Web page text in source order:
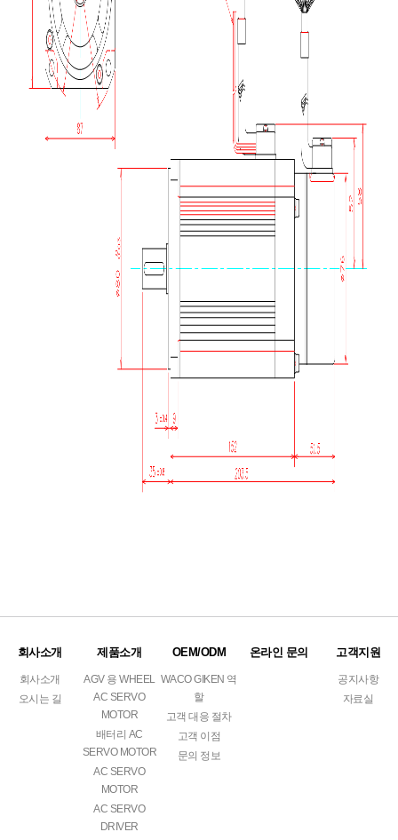
회사소개
회사소개
오시는 길
제품소개
AGV 용 WHEEL
AC SERVO
MOTOR
배터리 AC
SERVO MOTOR
AC SERVO
MOTOR
AC SERVO
DRIVER
OEM/ODM
WACO GIKEN 역
할
고객 대응 절차
고객 이점
문의 정보
온라인 문의 고객지원
공지사항
자료실